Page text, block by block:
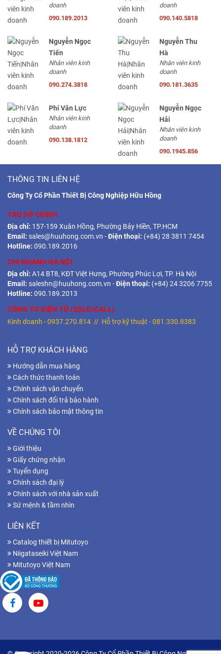
doanh
090.189.2013
doanh
090.140.5818
Nguyễn Ngọc
Tiến
Nhân viên kinh
doanh
090.274.3818
Nguyễn Thu
Hà
Nhân viên kinh
doanh
090.181.3635
Phí Văn Lực
Nhân viên kinh
doanh
090.138.1812
Nguyễn Ngọc
Hải
Nhân viên kinh
doanh
090.1945.856
THÔNG TIN LIÊN HỆ
Công Ty Cổ Phần Thiết Bị Công Nghiệp Hữu Hồng
TRỤ SỞ CHÍNH
Địa chỉ: 157-159 Xuân Hồng, Phường Bảy Hiền, TP.HCM
Email: sales@huuhong.com.vn -Điện thoại: (+84) 28 3811 7454
Hotline: 090.189.2016
CHI NHÁNH HÀ NỘI
Địa chỉ: A14 BT8, KĐT Việt Hưng, Phường Phúc Lợi, TP. Hà Nội
Email: saleshn@huuhong.com.vn -Điện thoại: (+84) 24 3206 7755
Hotline: 090.189.2013
CÔNG TƠ ĐIỆN TỬ (ZALO/CALL)
Kinh doanh -0937.270.814 // Hỗ trợ kỹ thuật -081.330.8383
HỖ TRỢ KHÁCH HÀNG
Hướng dẫn mua hàng
Cách thức thanh toán
Chính sách vận chuyển
Chính sách đổi trả bảo hành
Chính sách bảo mật thông tin
VỀ CHÚNG TÔI
Giới thiệu
Giấy chứng nhận
Tuyển dụng
Chính sách đại lý
Chính sách với nhà sản xuất
Sứ mệnh & tầm nhìn
LIÊN KẾT
Catalog thiết bị Mitutoyo
Niigataseiki Việt Nam
Mitutoyo Việt Nam